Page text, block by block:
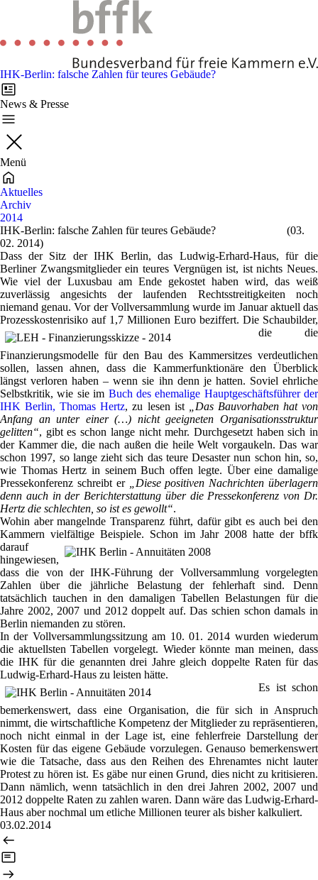
IHK-Berlin: falsche Zahlen für teures Gebäude?
News & Presse
Menü
Aktuelles
Archiv
2014
IHK-Berlin: falsche Zahlen für teures Gebäude? (03.
02. 2014)
Dass der Sitz der IHK Berlin, das Ludwig-Erhard-Haus, für die
Berliner Zwangsmitglieder ein teures Vergnügen ist, ist nichts Neues.
Wie viel der Luxusbau am Ende gekostet haben wird, das weiß
zuverlässig angesichts der laufenden Rechtsstreitigkeiten noch
niemand genau. Vor der Vollversammlung wurde im Januar aktuell das
Prozesskostenrisiko auf 1,7 Millionen Euro beziffert. Die Schaubilder,
die die
Finanzierungsmodelle für den Bau des Kammersitzes verdeutlichen
sollen, lassen ahnen, dass die Kammerfunktionäre den Überblick
längst verloren haben – wenn sie ihn denn je hatten. Soviel ehrliche
Selbstkritik, wie sie im Buch des ehemalige Hauptgeschäftsführer der
IHK Berlin, Thomas Hertz, zu lesen ist
„Das Bauvorhaben hat von
Anfang an unter einer (…) nicht geeigneten Organisationsstruktur
gelitten“, gibt es schon lange nicht mehr. Durchgesetzt haben sich in
der Kammer die, die nach außen die heile Welt vorgaukeln. Das war
schon 1997, so lange zieht sich das teure Desaster nun schon hin, so,
wie Thomas Hertz in seinem Buch offen legte. Über eine damalige
Pressekonferenz schreibt er
„Diese positiven Nachrichten überlagern
denn auch in der Berichterstattung über die Pressekonferenz von Dr.
Hertz die schlechten, so ist es gewollt“.
Wohin aber mangelnde Transparenz führt, dafür gibt es auch bei den
Kammern vielfältige Beispiele. Schon im Jahr 2008 hatte der bffk
darauf
hingewiesen,
dass die von der IHK-Führung der Vollversammlung vorgelegten
Zahlen über die jährliche Belastung der fehlerhaft sind. Denn
tatsächlich tauchen in den damaligen Tabellen Belastungen für die
Jahre 2002, 2007 und 2012 doppelt auf. Das schien schon damals in
Berlin niemanden zu stören.
In der Vollversammlungssitzung am 10. 01. 2014 wurden wiederum
die aktuellsten Tabellen vorgelegt. Wieder könnte man meinen, dass
die IHK für die genannten drei Jahre gleich doppelte Raten für das
Ludwig-Erhard-Haus zu leisten hätte.
Es ist schon
bemerkenswert, dass eine Organisation, die für sich in Anspruch
nimmt, die wirtschaftliche Kompetenz der Mitglieder zu repräsentieren,
noch nicht einmal in der Lage ist, eine fehlerfreie Darstellung der
Kosten für das eigene Gebäude vorzulegen. Genauso bemerkenswert
wie die Tatsache, dass aus den Reihen des Ehrenamtes nicht lauter
Protest zu hören ist. Es gäbe nur einen Grund, dies nicht zu kritisieren.
Dann nämlich, wenn tatsächlich in den drei Jahren 2002, 2007 und
2012 doppelte Raten zu zahlen waren. Dann wäre das Ludwig-Erhard-
Haus aber nochmal um etliche Millionen teurer als bisher kalkuliert.
03.02.2014